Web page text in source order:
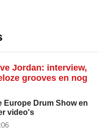
Jordan: interview,
grooves en nog
Europe Drum Show en
video's